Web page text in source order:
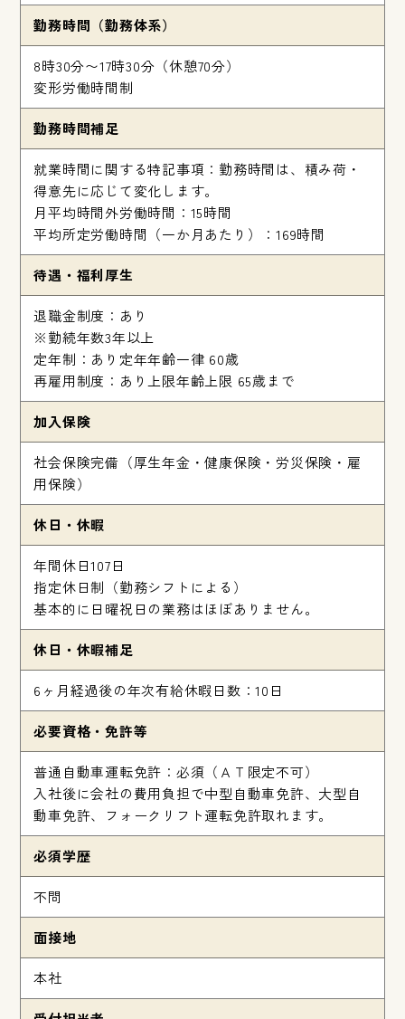
勤務時間（勤務体系）
8時30分〜17時30分（休憩70分）
変形労働時間制
勤務時間補足
就業時間に関する特記事項：勤務時間は、積み荷・
得意先に応じて変化します。
月平均時間外労働時間：15時間
平均所定労働時間（一か月あたり）：169時間
待遇・福利厚生
退職金制度：あり
※勤続年数3年以上
定年制：あり定年年齢一律 60歳
再雇用制度：あり上限年齢上限 65歳まで
加入保険
社会保険完備（厚生年金・健康保険・労災保険・雇
用保険）
休日・休暇
年間休日107日
指定休日制（勤務シフトによる）
基本的に日曜祝日の業務はほぼありません。
休日・休暇補足
6ヶ月経過後の年次有給休暇日数：10日
必要資格・免許等
普通自動車運転免許：必須（ＡＴ限定不可）
入社後に会社の費用負担で中型自動車免許、大型自
動車免許、フォークリフト運転免許取れます。
必須学歴
不問
面接地
本社